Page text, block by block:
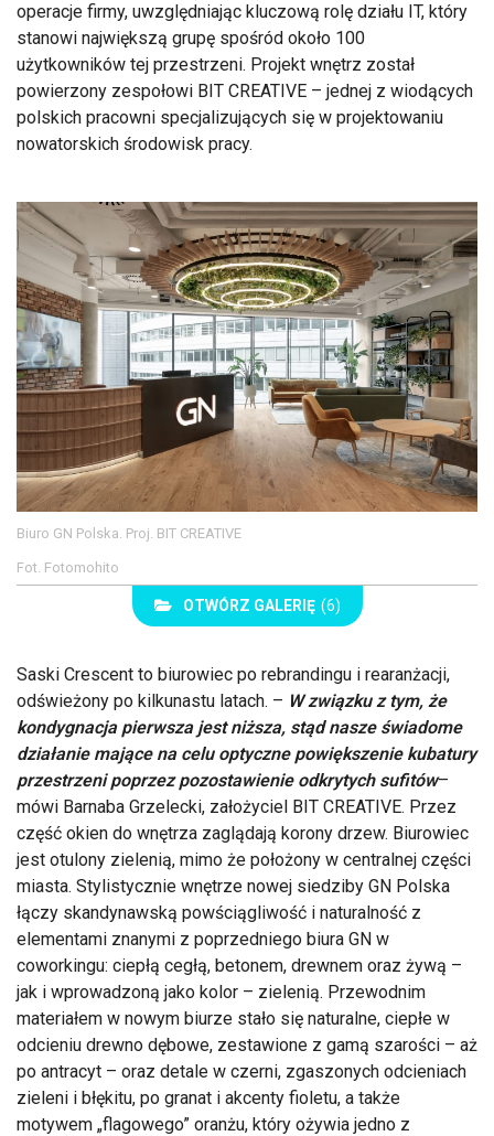
operacje firmy, uwzględniając kluczową rolę działu IT, który
stanowi największą grupę spośród około 100
użytkowników tej przestrzeni. Projekt wnętrz został
powierzony zespołowi BIT CREATIVE – jednej z wiodących
polskich pracowni specjalizujących się w projektowaniu
nowatorskich środowisk pracy.
Biuro GN Polska. Proj. BIT CREATIVE
Fot. Fotomohito
OTWÓRZ GALERIĘ (6)
Saski Crescent to biurowiec po rebrandingu i rearanżacji,
odświeżony po kilkunastu latach. – W związku z tym, że
kondygnacja pierwsza jest niższa, stąd nasze świadome
działanie mające na celu optyczne powiększenie kubatury
przestrzeni poprzez pozostawienie odkrytych sufitów–
mówi Barnaba Grzelecki, założyciel BIT CREATIVE. Przez
część okien do wnętrza zaglądają korony drzew. Biurowiec
jest otulony zielenią, mimo że położony w centralnej części
miasta. Stylistycznie wnętrze nowej siedziby GN Polska
łączy skandynawską powściągliwość i naturalność z
elementami znanymi z poprzedniego biura GN w
coworkingu: ciepłą cegłą, betonem, drewnem oraz żywą –
jak i wprowadzoną jako kolor – zielenią. Przewodnim
materiałem w nowym biurze stało się naturalne, ciepłe w
odcieniu drewno dębowe, zestawione z gamą szarości – aż
po antracyt – oraz detale w czerni, zgaszonych odcieniach
zieleni i błękitu, po granat i akcenty fioletu, a także
motywem „flagowego” oranżu, który ożywia jedno z